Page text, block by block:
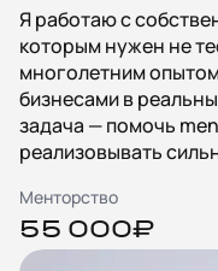
Я работаю с
которым нужен не
многолетним
бизнесами в
задача — помочь
реализовывать
Менторство
55 000₽